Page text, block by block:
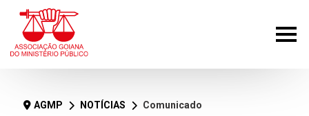
AGMP NOTÍCIAS Comunicado AGMP 29.12.23